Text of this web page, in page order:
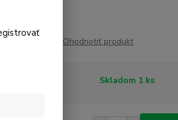
Ohodnotiť produkt
Skladom 1 ks